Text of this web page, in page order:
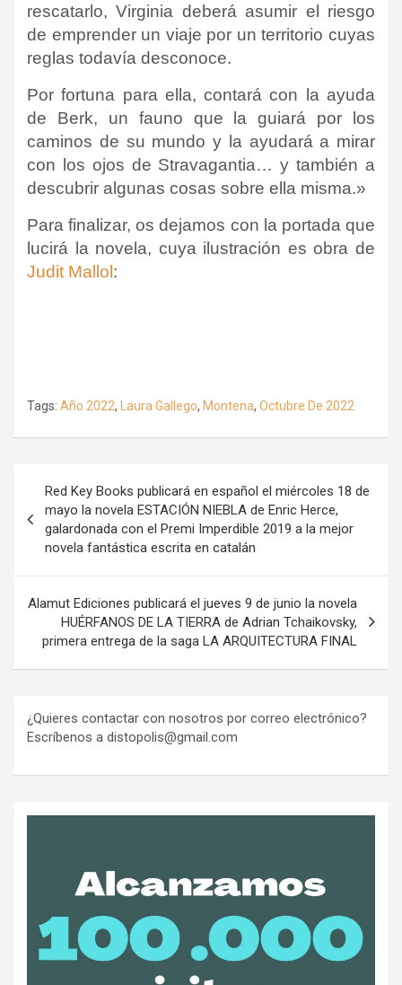
rescatarlo, Virginia deberá asumir el riesgo
de emprender un viaje por un territorio cuyas
reglas todavía desconoce.
Por fortuna para ella, contará con la ayuda
de Berk, un fauno que la guiará por los
caminos de su mundo y la ayudará a mirar
con los ojos de Stravagantia… y también a
descubrir algunas cosas sobre ella misma.»
Para finalizar, os dejamos con la portada que
lucirá la novela, cuya ilustración es obra de
Judit Mallol :
Tags: Año 2022, Laura Gallego, Montena, Octubre De 2022
entradas
Red Key Books publicará en español el miércoles 18 de
mayo la novela ESTACIÓN NIEBLA de Enric Herce,
galardonada con el Premi Imperdible 2019 a la mejor
novela fantástica escrita en catalán
Alamut Ediciones publicará el jueves 9 de junio la novela
HUÉRFANOS DE LA TIERRA de Adrian Tchaikovsky,
primera entrega de la saga LA ARQUITECTURA FINAL
¿Quieres contactar con nosotros por correo electrónico?
Escríbenos a distopolis@gmail.com